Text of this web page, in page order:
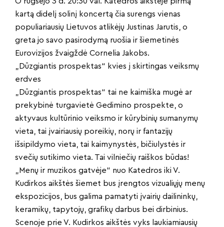
kartą didelį solinį koncertą čia surengs vienas
populiariausių Lietuvos atlikėjų Justinas Jarutis, o
greta jo savo pasirodymą ruošia ir šiemetinės
Eurovizijos žvaigždė Cornelia Jakobs.
„Dūzgiantis prospektas“ kvies į skirtingas veiksmų
erdves
„Dūzgiantis prospektas“ tai ne kaimiška mugė ar
prekybinė turgavietė Gedimino prospekte, o
aktyvaus kultūrinio veiksmo ir kūrybinių sumanymų
vieta, tai įvairiausių poreikių, norų ir fantazijų
išsipildymo vieta, tai kaimynystės, bičiulystės ir
svečių sutikimo vieta. Tai vilniečių raiškos būdas!
„Menų ir muzikos gatvėje“ nuo Katedros iki V.
Kudirkos aikštės šiemet bus įrengtos vizualiųjų menų
ekspozicijos, bus galima pamatyti įvairių dailininkų,
keramikų, tapytojų, grafikų darbus bei dirbinius.
Scenoje prie V. Kudirkos aikštės vyks laukiamiausių